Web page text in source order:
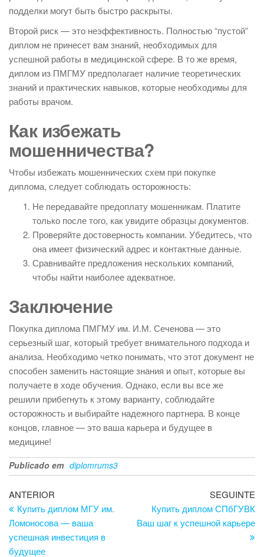
подделки могут быть быстро раскрыты.
Второй риск — это неэффективность. Полностью “пустой”
диплом не принесет вам знаний, необходимых для
успешной работы в медицинской сфере. В то же время,
диплом из ПМГМУ предполагает наличие теоретических
знаний и практических навыков, которые необходимы для
работы врачом.
Как избежать
мошенничества?
Чтобы избежать мошеннических схем при покупке
диплома, следует соблюдать осторожность:
Не передавайте предоплату мошенникам. Платите
только после того, как увидите образцы документов.
Проверяйте достоверность компании. Убедитесь, что
она имеет физический адрес и контактные данные.
Сравнивайте предложения нескольких компаний,
чтобы найти наиболее адекватное.
Заключение
Покупка диплома ПМГМУ им. И.М. Сеченова — это
серьезный шаг, который требует внимательного подхода и
анализа. Необходимо четко понимать, что этот документ не
способен заменить настоящие знания и опыт, которые вы
получаете в ходе обучения. Однако, если вы все же
решили прибегнуть к этому варианту, соблюдайте
осторожность и выбирайте надежного партнера. В конце
концов, главное — это ваша карьера и будущее в
медицине!
Publicado em diplomrums3
Navegação
de
artigos
Artigo
anterior
ANTERIOR
Купить диплом МГУ им.
Ломоносова — ваша
успешная инвестиция в
будущее
SEGUINTE
Купить диплом СПбГУВК
Ваш шаг к успешной карьере